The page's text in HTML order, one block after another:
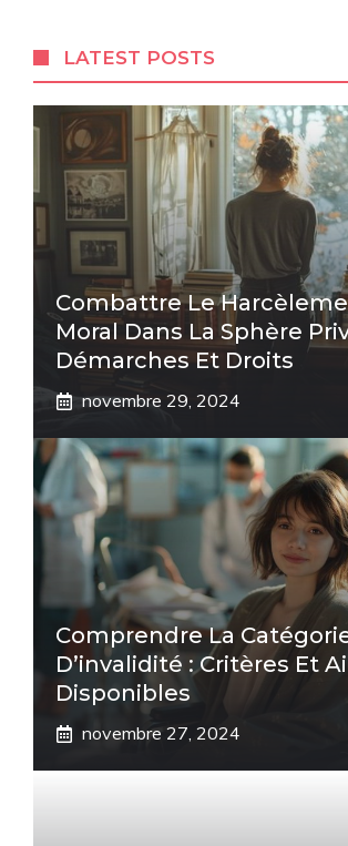
LATEST POSTS
Combattre Le
Moral Dans La Sphère
Démarches Et Droits
novembre 29, 2024
Comprendre La
D’invalidité : Critères Et
Disponibles
novembre 27, 2024